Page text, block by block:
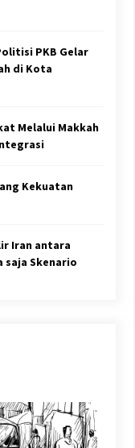
PKB Gelar
di Kota
Melalui Makkah
Kekuatan
Iran antara
saja Skenario